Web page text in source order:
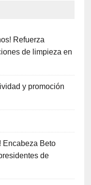
Refuerza
de limpieza en
y promoción
Encabeza Beto
de